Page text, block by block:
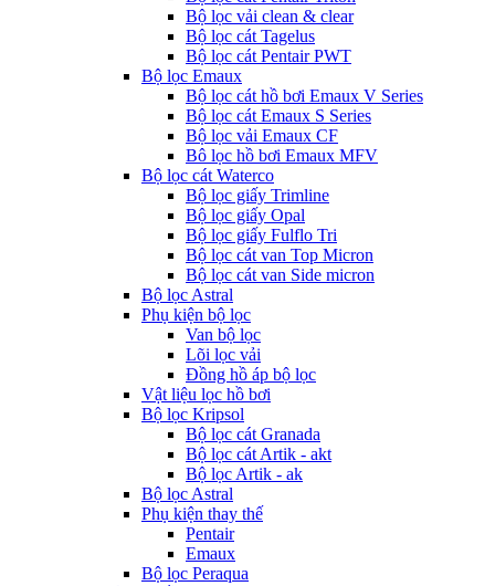
Bộ lọc vải clean & clear
Bộ lọc cát Tagelus
Bộ lọc cát Pentair PWT
Bộ lọc Emaux
Bộ lọc cát hồ bơi Emaux V Series
Bộ lọc cát Emaux S Series
Bộ lọc vải Emaux CF
Bô lọc hồ bơi Emaux MFV
Bộ lọc cát Waterco
Bộ lọc giấy Trimline
Bộ lọc giấy Opal
Bộ lọc giấy Fulflo Tri
Bộ lọc cát van Top Micron
Bộ lọc cát van Side micron
Bộ lọc Astral
Phụ kiện bộ lọc
Van bộ lọc
Lõi lọc vải
Đồng hồ áp bộ lọc
Vật liệu lọc hồ bơi
Bộ lọc Kripsol
Bộ lọc cát Granada
Bộ lọc cát Artik - akt
Bộ lọc Artik - ak
Bộ lọc Astral
Phụ kiện thay thế
Pentair
Emaux
Bộ lọc Peraqua